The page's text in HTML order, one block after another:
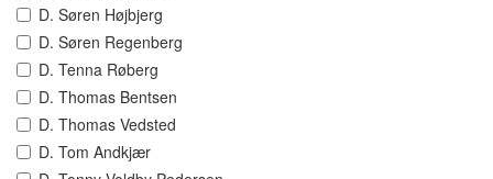
D. Søren Højbjerg
D. Søren Regenberg
D. Tenna Røberg
D. Thomas Bentsen
D. Thomas Vedsted
D. Tom Andkjær